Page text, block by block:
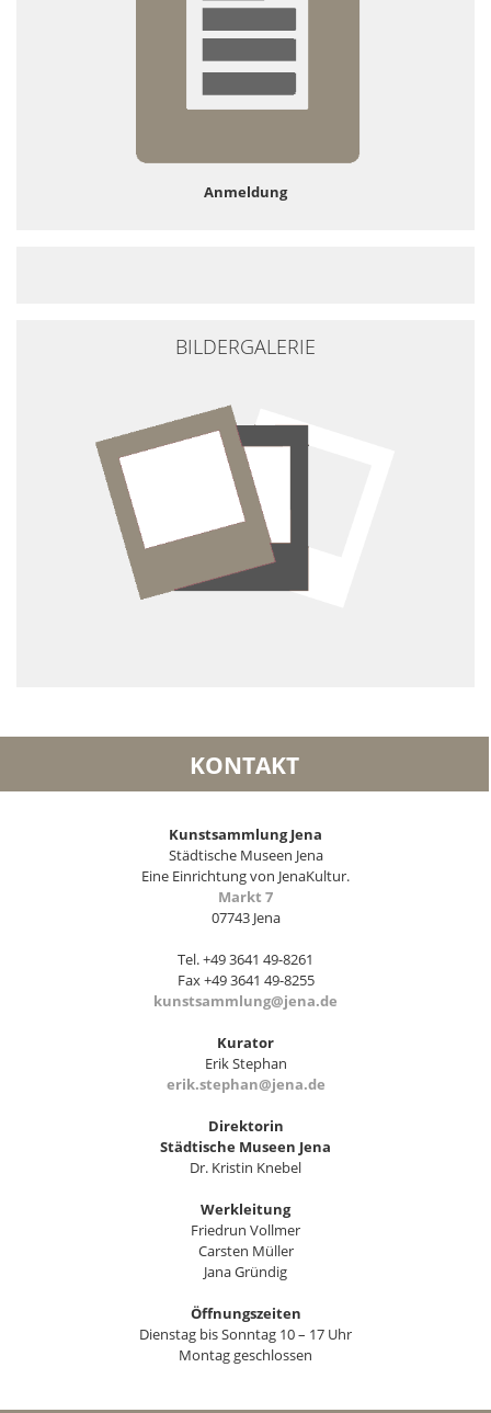
Anmeldung
BILDERGALERIE
KONTAKT
Kunstsammlung Jena
Städtische Museen Jena
Eine Einrichtung von JenaKultur.
Markt 7
07743 Jena
Tel. +49 3641 49-8261
Fax +49 3641 49-8255
kunstsammlung@jena.de
Kurator
Erik Stephan
erik.stephan@jena.de
Direktorin
Städtische Museen Jena
Dr. Kristin Knebel
Werkleitung
Friedrun Vollmer
Carsten Müller
Jana Gründig
Öffnungszeiten
Dienstag bis Sonntag 10 – 17 Uhr
Montag geschlossen